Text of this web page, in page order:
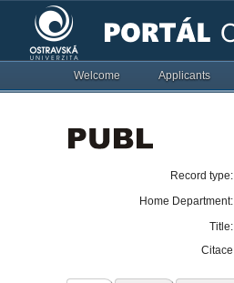
Welcome Applicants
Record type:
Home Department:
Title:
Citace